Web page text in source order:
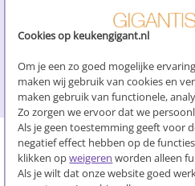
Cookies op keukengigant.nl
Om je een zo goed mogelijke
maken wij gebruik van cookies en
maken gebruik van functionele,
Zo zorgen we ervoor dat we
Als je geen toestemming geeft voor
negatief effect hebben op de
klikken opweigeren worden alleen
Als je wilt dat onze website goed
Keukenkastdeurtjes
Keukenkastjes vervangen
Kosten keukenrenovatie
Losse keukendeurtjes
Nieuwe keukendeurtjes
Klik voor meer…
Algemene
Overeenkomst